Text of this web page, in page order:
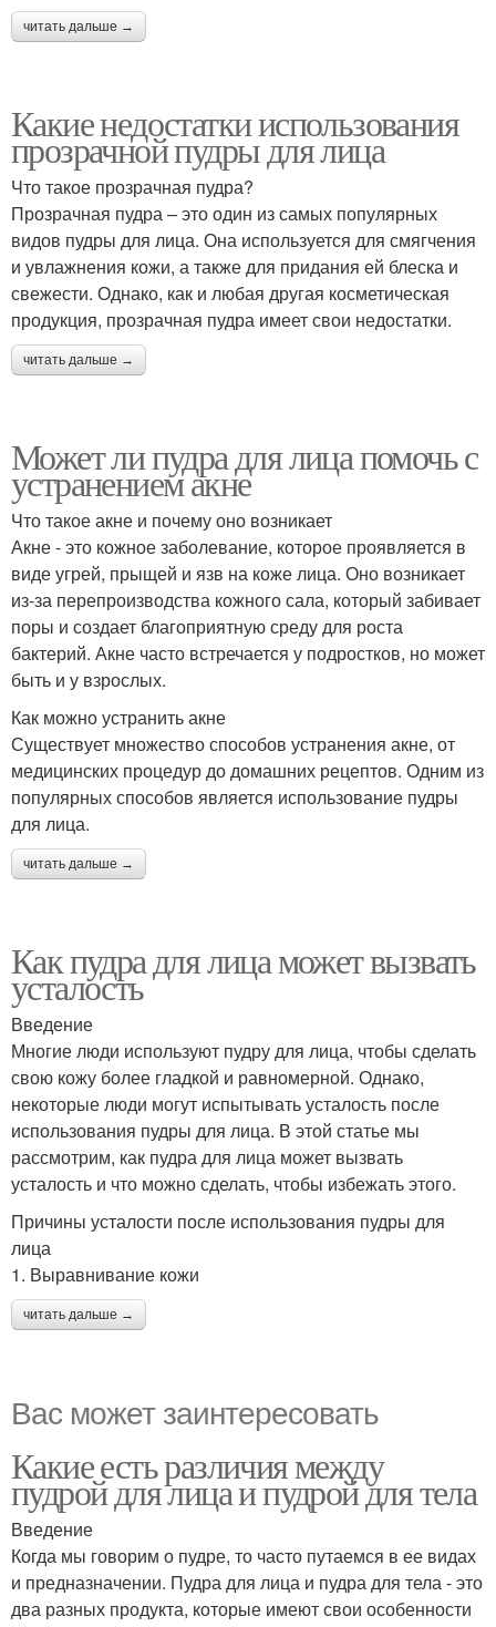
читать дальше →
Какие недостатки использования
прозрачной пудры для лица
Что такое прозрачная пудра?
Прозрачная пудра – это один из самых популярных
видов пудры для лица. Она используется для смягчения
и увлажнения кожи, а также для придания ей блеска и
свежести. Однако, как и любая другая косметическая
продукция, прозрачная пудра имеет свои недостатки.
читать дальше →
Может ли пудра для лица помочь с
устранением акне
Что такое акне и почему оно возникает
Акне - это кожное заболевание, которое проявляется в
виде угрей, прыщей и язв на коже лица. Оно возникает
из-за перепроизводства кожного сала, который забивает
поры и создает благоприятную среду для роста
бактерий. Акне часто встречается у подростков, но может
быть и у взрослых.
Как можно устранить акне
Существует множество способов устранения акне, от
медицинских процедур до домашних рецептов. Одним из
популярных способов является использование пудры
для лица.
читать дальше →
Как пудра для лица может вызвать
усталость
Введение
Многие люди используют пудру для лица, чтобы сделать
свою кожу более гладкой и равномерной. Однако,
некоторые люди могут испытывать усталость после
использования пудры для лица. В этой статье мы
рассмотрим, как пудра для лица может вызвать
усталость и что можно сделать, чтобы избежать этого.
Причины усталости после использования пудры для
лица
1. Выравнивание кожи
читать дальше →
Вас может заинтересовать
Какие есть различия между
пудрой для лица и пудрой для тела
Введение
Когда мы говорим о пудре, то часто путаемся в ее видах
и предназначении. Пудра для лица и пудра для тела - это
два разных продукта, которые имеют свои особенности